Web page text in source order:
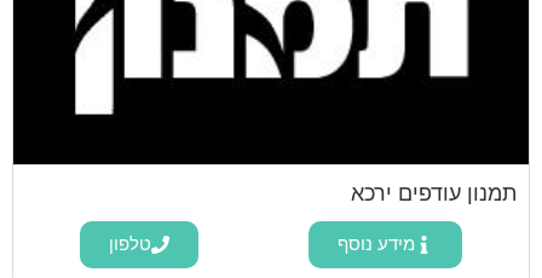
תמנון עודפים ירכא
מידע נוסף טלפון